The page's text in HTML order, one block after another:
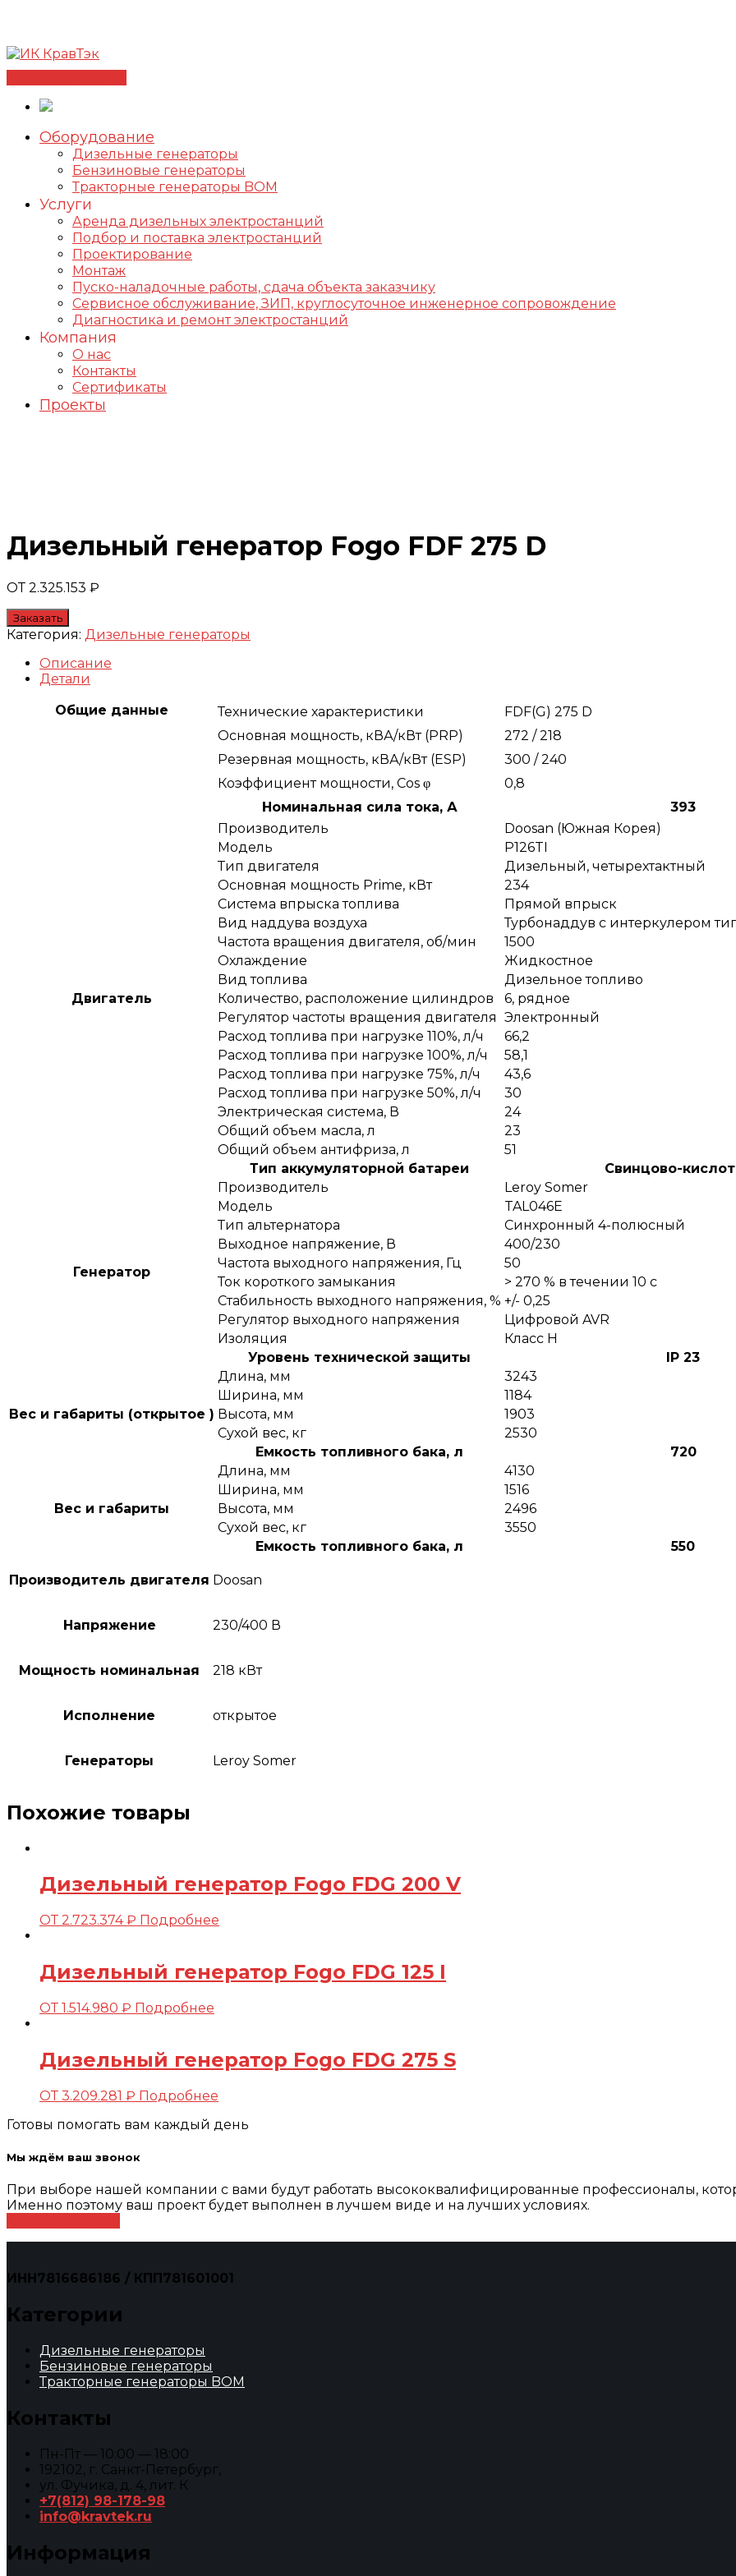
Оборудование
Дизельные генераторы
Бензиновые генераторы
Тракторные генераторы BOM
Услуги
Аренда дизельных электростанций
Подбор и поставка электростанций
Проектирование
Монтаж
Пуско-наладочные работы, сдача объекта заказчику
Сервисное обслуживание, ЗИП, круглосуточное инженерное сопровождение
Диагностика и ремонт электростанций
Компания
О нас
Контакты
Сертификаты
Проекты
Дизельный генератор Fogo FDF 275 D
ОТ 2.325.153 ₽
Заказать
Категория: Дизельные генераторы
Описание
Детали
Общие данные
Технические характеристики
FDF(G) 275 D
Основная мощность, кВА/кВт (PRP)
272 / 218
Резервная мощность, кВА/кВт (ESP)
300 / 240
Коэффициент мощности, Сos φ
0,8
Номинальная сила тока, А
393
Двигатель
Производитель
Doosan (Южная Корея)
Модель
P126TI
Тип двигателя
Дизельный, четырехтактный
Основная мощность Prime, кВт
234
Система впрыска топлива
Прямой впрыск
Вид наддува воздуха
Турбонаддув с интеркулером
Частота вращения двигателя, об/мин
1500
Охлаждение
Жидкостное
Вид топлива
Дизельное топливо
Количество, расположение цилиндров
6, рядное
Регулятор частоты вращения двигателя Электронный
Расход топлива при нагрузке 110%, л/ч
66,2
Расход топлива при нагрузке 100%, л/ч
58,1
Расход топлива при нагрузке 75%, л/ч
43,6
Расход топлива при нагрузке 50%, л/ч
30
Электрическая система, В
24
Общий объем масла, л
23
Общий объем антифриза, л
51
Тип аккумуляторной батареи
Cвинцово-
Генератор
Производитель
Leroy Somer
Модель
TAL046E
Тип альтернатора
Синхронный 4-полюсный
Выходное напряжение, В
400/230
Частота выходного напряжения, Гц
50
Ток короткого замыкания
> 270 % в течении 10 с
Стабильность выходного напряжения, % +/- 0,25
Регулятор выходного напряжения
Цифровой AVR
Изоляция
Класс Н
Уровень технической защиты
IP 23
Вес и габариты (открытое )
Длина, мм
3243
Ширина, мм
1184
Высота, мм
1903
Сухой вес, кг
2530
Емкость топливного бака, л
720
Вес и габариты
Длина, мм
4130
Ширина, мм
1516
Высота, мм
2496
Сухой вес, кг
3550
Емкость топливного бака, л
550
Производитель двигателя Doosan
Напряжение 230/400 В
Мощность номинальная 218 кВт
Исполнение открытое
Генераторы Leroy Somer
Похожие товары
Дизельный генератор Fogo FDG 200 V
ОТ 2.723.374₽ Подробнее
Дизельный генератор Fogo FDG 125 I
ОТ 1.514.980 ₽ Подробнее
Дизельный генератор Fogo FDG 275 S
ОТ 3.209.281 ₽ Подробнее
Готовы помогать вам каждый день
Мы ждём ваш звонок
При выборе нашей компании с вами будут работать высококвалифицированные профессионалы,
Именно поэтому ваш проект будет выполнен в лучшем виде и на лучших условиях.
ИНН7816686186 / КПП781601001
Категории
Дизельные генераторы
Бензиновые генераторы
Тракторные генераторы BOM
Контакты
Пн-Пт — 10:00 — 18:00
192102, г. Санкт-Петербург,
ул. Фучика, д. 4, лит. К
+7(812) 98-178-98
info@kravtek.ru
Информация